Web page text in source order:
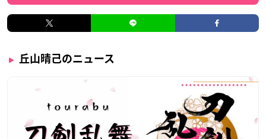
丘山晴己のニュース